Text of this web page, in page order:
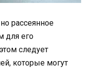
рассеянное
для его
следует
которые могут